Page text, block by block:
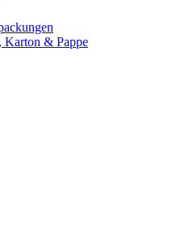
Karton & Pappe